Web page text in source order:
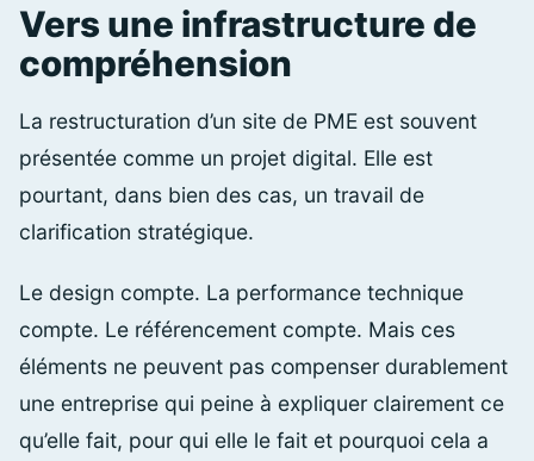
Vers une infrastructure de
compréhension
La restructuration d’un site de PME est souvent
présentée comme un projet digital. Elle est
pourtant, dans bien des cas, un travail de
clarification stratégique.
Le design compte. La performance technique
compte. Le référencement compte. Mais ces
éléments ne peuvent pas compenser durablement
une entreprise qui peine à expliquer clairement ce
qu’elle fait, pour qui elle le fait et pourquoi cela a